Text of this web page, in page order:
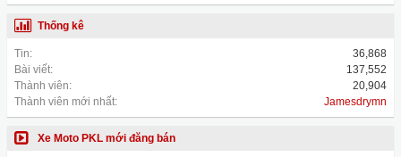
Thống kê
Tin:
36,868
Bài viết:
137,552
Thành viên:
20,904
Thành viên mới nhất:
Jamesdrymn
Xe Moto PKL mới đăng bán